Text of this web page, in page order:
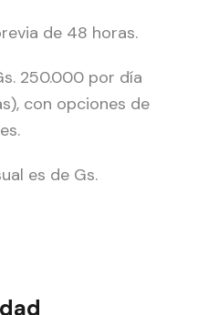
de 48 horas.
250.000 por día
con opciones de
es de Gs.